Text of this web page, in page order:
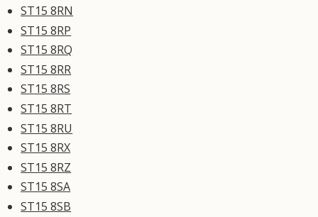
ST15 8RN
ST15 8RP
ST15 8RQ
ST15 8RR
ST15 8RS
ST15 8RT
ST15 8RU
ST15 8RX
ST15 8RZ
ST15 8SA
ST15 8SB